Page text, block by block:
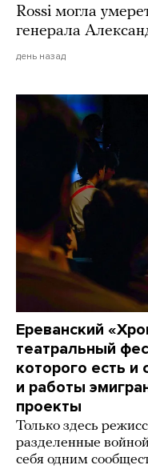
Rossi могла
генерала
день назад
Ереванский
театральный
которого есть и
и работы
проекты
Только здесь
разделенные
себя одним